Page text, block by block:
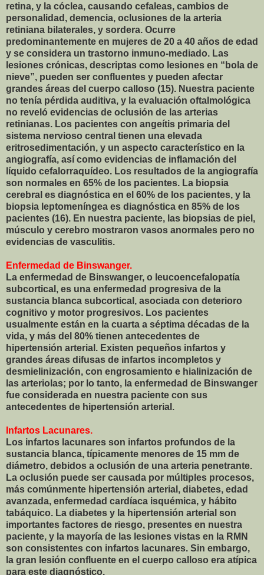
retina, y la cóclea, causando cefaleas, cambios de
personalidad, demencia, oclusiones de la arteria
retiniana bilaterales, y sordera. Ocurre
predominantemente en mujeres de 20 a 40 años de edad
y se considera un trastorno inmuno-mediado. Las
lesiones crónicas, descriptas como lesiones en “bola de
nieve”, pueden ser confluentes y pueden afectar
grandes áreas del cuerpo calloso (15). Nuestra paciente
no tenía pérdida auditiva, y la evaluación oftalmológica
no reveló evidencias de oclusión de las arterias
retinianas. Los pacientes con angeítis primaria del
sistema nervioso central tienen una elevada
eritrosedimentación, y un aspecto característico en la
angiografía, así como evidencias de inflamación del
líquido cefalorraquídeo. Los resultados de la angiografía
son normales en 65% de los pacientes. La biopsia
cerebral es diagnóstica en el 60% de los pacientes, y la
biopsia leptomeníngea es diagnóstica en 85% de los
pacientes (16). En nuestra paciente, las biopsias de piel,
músculo y cerebro mostraron vasos anormales pero no
evidencias de vasculitis.
Enfermedad de Binswanger.
La enfermedad de Binswanger, o leucoencefalopatía
subcortical, es una enfermedad progresiva de la
sustancia blanca subcortical, asociada con deterioro
cognitivo y motor progresivos. Los pacientes
usualmente están en la cuarta a séptima décadas de la
vida, y más del 80% tienen antecedentes de
hipertensión arterial. Existen pequeños infartos y
grandes áreas difusas de infartos incompletos y
desmielinización, con engrosamiento e hialinización de
las arteriolas; por lo tanto, la enfermedad de Binswanger
fue considerada en nuestra paciente con sus
antecedentes de hipertensión arterial.
Infartos Lacunares.
Los infartos lacunares son infartos profundos de la
sustancia blanca, típicamente menores de 15 mm de
diámetro, debidos a oclusión de una arteria penetrante.
La oclusión puede ser causada por múltiples procesos,
más comúnmente hipertensión arterial, diabetes, edad
avanzada, enfermedad cardíaca isquémica, y hábito
tabáquico. La diabetes y la hipertensión arterial son
importantes factores de riesgo, presentes en nuestra
paciente, y la mayoría de las lesiones vistas en la RMN
son consistentes con infartos lacunares. Sin embargo,
la gran lesión confluente en el cuerpo calloso era atípica
para este diagnóstico.